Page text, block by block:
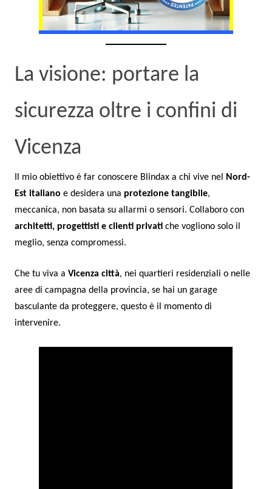
La visione: portare la
sicurezza oltre i confini di
Vicenza
Il mio obiettivo è far conoscere Blindax a chi vive nel
Nord-
Est italiano e desidera una protezione tangibile,
meccanica, non basata su allarmi o sensori. Collaboro con
architetti, progettisti e clienti privati che vogliono solo il
meglio, senza compromessi.
Che tu viva aVicenza città, nei quartieri residenziali o nelle
aree di campagna della provincia, se hai un garage
basculante da proteggere, questo è il momento di
intervenire.